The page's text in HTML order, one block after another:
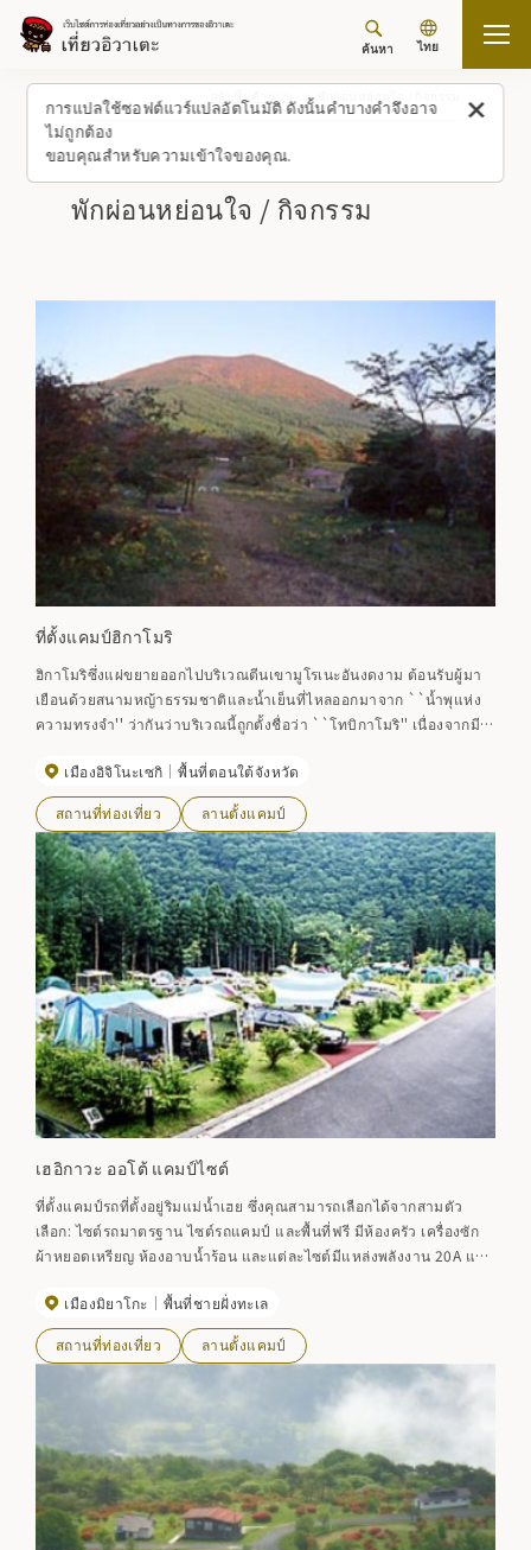
การแปลใช้ซอฟต์แวร์แปลอัตโนมัติ ดังนั้นคำบางคำจึงอาจ
ไม่ถูกต้อง
ขอบคุณสำหรับความเข้าใจของคุณ.
ค้นหา ไทย
กลับขึ้นด้านบน
พักผ่อนหย่อนใจ / กิจกรรม
ที่ตั้งแคมป์ฮิกาโมริ
ฮิกาโมริซึ่งแผ่ขยายออกไปบริเวณตีนเขามูโรเนะอันงดงาม ต้อนรับผู้มา
เยือนด้วยสนามหญ้าธรรมชาติและน้ำเย็นที่ไหลออกมาจาก ``น้ำพุแห่ง
ความทรงจำ'' ว่ากันว่าบริเวณนี้ถูกตั้งชื่อว่า ``โทบิกาโมริ'' เนื่องจากมี
ซาเลีย และผักป่ามากมาย ตั้งแคมป์และปิกนิกในฤดูร้อน ในฤดูใบไม้ร่วง
ที่นี่เป็นสถานที่พักผ่อนและทิวทัศน์อันงดงาม โดยมีสถานที่ท่องเที่ยวตาม
ฤดูกาล เช่น การเปลี่ยนใบไม้ เก็บเห็ด และปาร์ตี้นึ่งมันเทศ ช่วงเวลาที่ดี
ที่สุดในการชมใบไม้เปลี่ยนสี: กลางเดือนตุลาคมถึงปลายเดือนตุลาคม
เมืองอิจิโนะเซกิ พื้นที่ตอนใต้จังหวัด
สถานที่ท่องเที่ยว ลานตั้งแคมป์
เฮอิกาวะ ออโต้ แคมป์ไซต์
ที่ตั้งแคมป์รถที่ตั้งอยู่ริมแม่น้ำเฮย ซึ่งคุณสามารถเลือกได้จากสามตัว
เลือก: ไซต์รถมาตรฐาน ไซต์รถแคมป์ และพื้นที่ฟรี มีห้องครัว เครื่องซัก
ผ้าหยอดเหรียญ ห้องอาบน้ำร้อน และแต่ละไซต์มีแหล่งพลังงาน 20A และ
ตั้งแคมป์ก็สามารถเพลิดเพลินกับการพักระยะยาวได้ ด้วยความอุ่นใจ
นอกจากนี้ยังเป็นฐานที่เหมาะสำหรับการตกปลาอีกด้วย [ระยะเวลา]
เมษายนถึงตุลาคม
เมืองมิยาโกะ พื้นที่ชายฝั่งทะเล
สถานที่ท่องเที่ยว ลานตั้งแคมป์